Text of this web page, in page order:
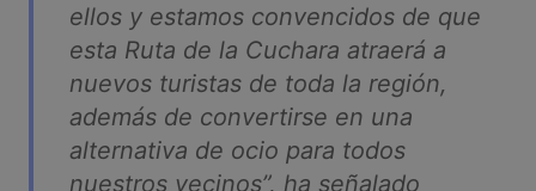
ellos y estamos convencidos de que
esta Ruta de la Cuchara atraerá a
nuevos turistas de toda la región,
además de convertirse en una
alternativa de ocio para todos
nuestros vecinos”, ha señalado